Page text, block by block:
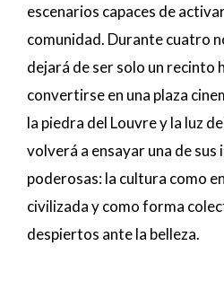
escenarios capaces de
comunidad. Durante cuatro
dejará de ser solo un recinto
convertirse en una plaza
la piedra del Louvre y la luz
volverá a ensayar una de sus
poderosas: la cultura como
civilizada y como forma
despiertos ante la belleza.